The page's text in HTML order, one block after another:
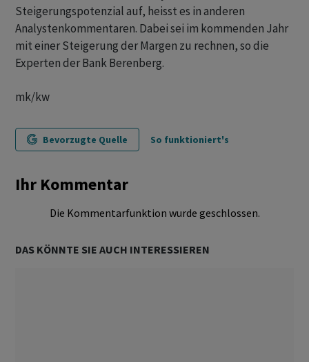
Steigerungspotenzial auf, heisst es in anderen
Analystenkommentaren. Dabei sei im kommenden Jahr
mit einer Steigerung der Margen zu rechnen, so die
Experten der Bank Berenberg.
mk/kw
Bevorzugte Quelle So funktioniert's
Ihr Kommentar
Die Kommentarfunktion wurde geschlossen.
DAS KÖNNTE SIE AUCH INTERESSIEREN